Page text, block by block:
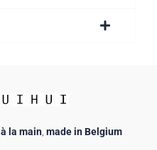
à la main made in Belgium